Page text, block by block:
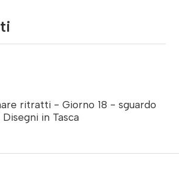
ritratti - Giorno 18 - sguardo
in Tasca